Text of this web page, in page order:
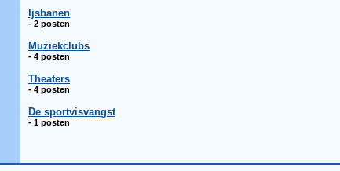
Ijsbanen
- 2 posten
Muziekclubs
- 4 posten
Theaters
- 4 posten
De sportvisvangst
- 1 posten